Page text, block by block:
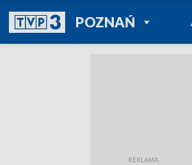
POZNAŃPOWRÓT DO
TVP REGIONY